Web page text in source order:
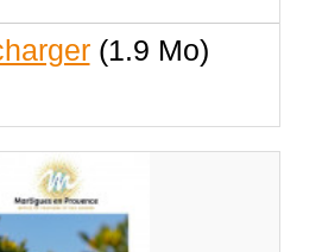
(1.9 Mo)